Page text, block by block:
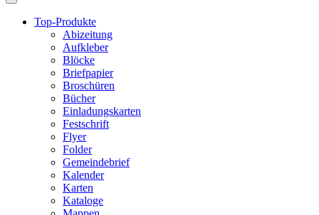
Toggle
navigationTop-Produkte
Abizeitung
Aufkleber
Blöcke
Briefpapier
Broschüren
Bücher
Einladungskarten
Festschrift
Flyer
Folder
Gemeindebrief
Kalender
Karten
Kataloge